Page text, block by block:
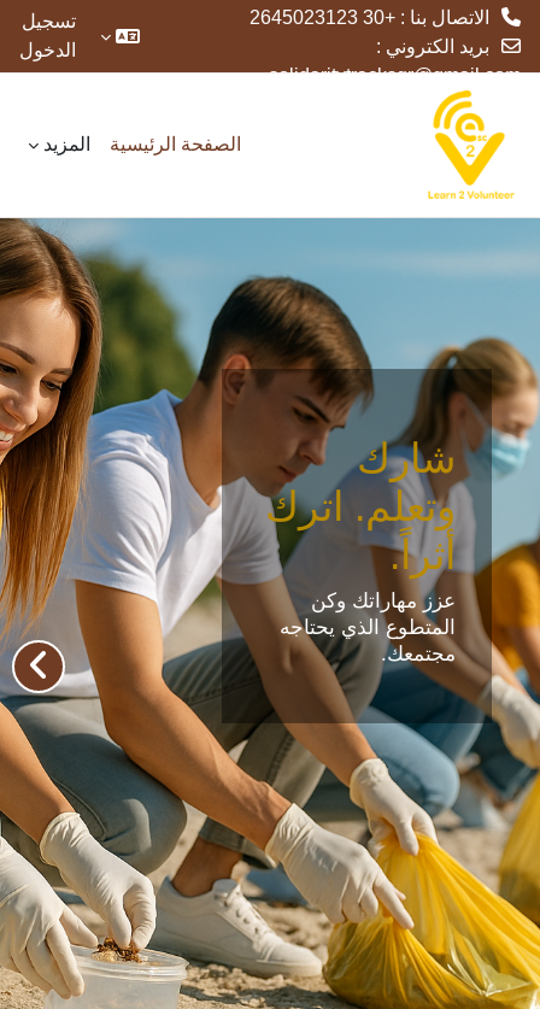
الاتصال بنا : +30 2645023123
بريد الكتروني :
solidaritytracksgr@gmail.com
تسجيل
الدخول
الصفحة الرئيسية المزيد
شارك
وتعلم. اترك
أثراً.
عزز مهاراتك وكن
المتطوع الذي يحتاجه
مجتمعك.